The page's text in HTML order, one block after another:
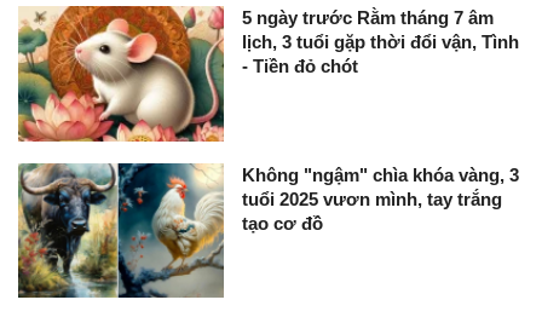
5 ngày trước Rằm tháng 7 âm
lịch, 3 tuổi gặp thời đổi vận, Tình
- Tiền đỏ chót
Không "ngậm" chìa khóa vàng, 3
tuổi 2025 vươn mình, tay trắng
tạo cơ đồ